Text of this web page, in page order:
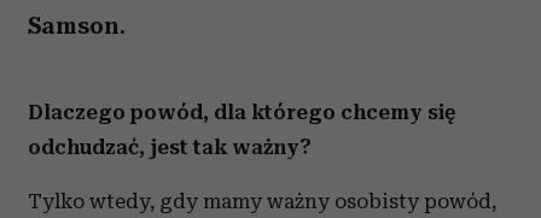
Samson.
Dlaczego powód, dla którego chcemy się
odchudzać, jest tak ważny?
Tylko wtedy, gdy mamy ważny osobisty powód,